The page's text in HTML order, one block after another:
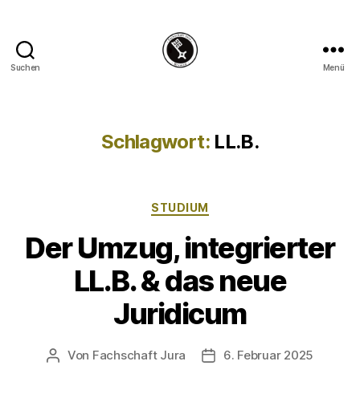
Suchen Menü
Schlagwort: LL.B.
Kategorien
STUDIUM
Der Umzug, integrierter
LL.B. & das neue
Juridicum
Beitragsautor
Von Fachschaft Jura Veröffentlichungsdatum
6. Februar 2025